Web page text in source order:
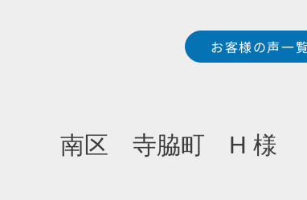
お客様の声一
南区 寺脇町 H 様